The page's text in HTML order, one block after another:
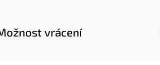
vrácení